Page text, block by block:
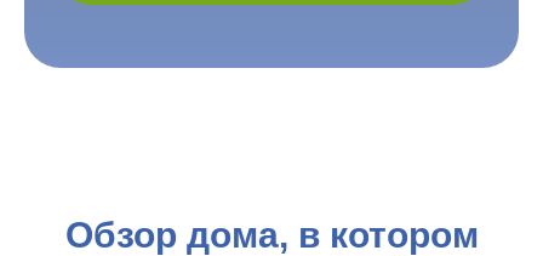
Обзор дома, в котором